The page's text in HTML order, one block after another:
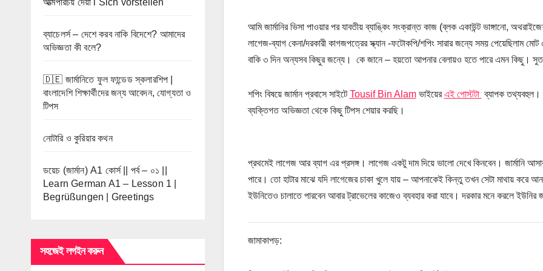
ব্যাচেলর্স – দেশে করব নাকি বিদেশে? আমাদের
অভিজ্ঞতা কী বলে?
🇩🇪 জার্মানিতে ফুল ফান্ডেড স্কলারশিপ |
বাংলাদেশি শিক্ষার্থীদের জন্য আবেদন, যোগ্যতা ও
টিপস
নোটারি ও কুরিয়ার কথন
ডয়েচ (জার্মান) A1 কোর্স || পর্ব – ০১ ||
Learn German A1 – Lesson 1 |
Begrüßungen | Greetings
সহজেই লগইন করুন
আমি জার্মানির ভিসা পাওয়ার পর যাবতীয় ব্যাঙ্কিং সংক্রান্ত কাজ (ব্লক একাউন্ট ভাঙ্গানো,
লাগেজ-ব্যাগ কেনা/দরকারী কাগজপত্রের স্ক্যান -ফটোকপি/শপিং সারার জন্যে সময় পেয়েছিলাম
বাকি ৩ দিন অন্যসব কিছুর জন্যে। কে জানে – হয়তো আপনার বেলায়ও হতে পারে এমন কিছু।
শপিং বিষয়ে জার্মান প্রবাসে সাইটেTousif Bin Alamভাইয়েরএই পোস্টটা ব্যাপক তথ্যবহুল।
ব্যক্তিগত অভিজ্ঞতা থেকে কিছু টিপস শেয়ার করছি।
প্রথমেই লাগেজ আর ব্যাগ এর প্রসঙ্গ। লাগেজ একটু দাম দিয়ে ভালো দেখে কিনবেন। জার্মানি
পারে। তো হাটার মাঝে যদি লাগেজের চাকা খুলে যায় – আপনাকেই কিন্তু তখন সেটা মাথায় করে
ইউনিতেও চালাতে পারবেন আবার ট্রাভেলের কাজেও ব্যবহার করা যাবে। দরকার মনে করলে
জামাকাপড়: